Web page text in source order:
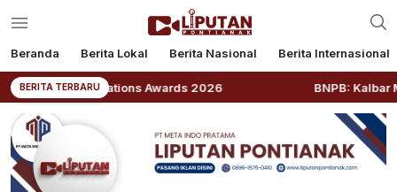
Beranda Berita Lokal Berita Nasional Berita Internasional
BERITA TERBARU
Relations Awards 2026 BNPB: Kalbar Masuk